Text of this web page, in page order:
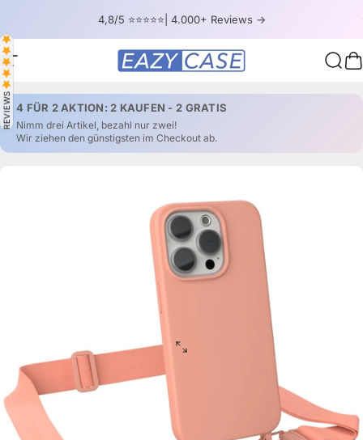
4,8/5 ⭐⭐⭐⭐⭐| 4.000+ Reviews ->
Seitennavigation EAZY CASE
REVIEWS 4 FÜR 2 AKTION: 2 KAUFEN - 2 GRATIS
Nimm drei Artikel, bezahl nur zwei!
Wir ziehen den günstigsten im Checkout ab.